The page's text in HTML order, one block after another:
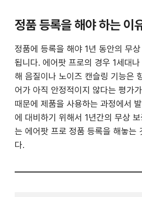
정품 등록을 해야 하는 이
정품에 등록을 해야 1년 동안의 무
됩니다. 에어팟 프로의 경우 1세대
해 음질이나 노이즈 캔슬링 기능은
어가 아직 안정적이지 않다는 평가
때문에 제품을 사용하는 과정에서
에 대비하기 위해서 1년간의 무상
는 에어팟 프로 정품 등록을 해놓는
다.